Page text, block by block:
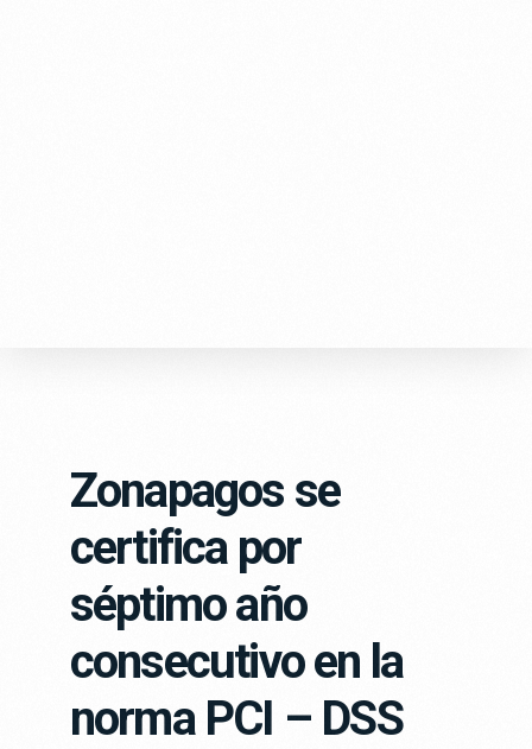
Zonapagos se
certifica por
séptimo año
consecutivo en la
norma PCI – DSS